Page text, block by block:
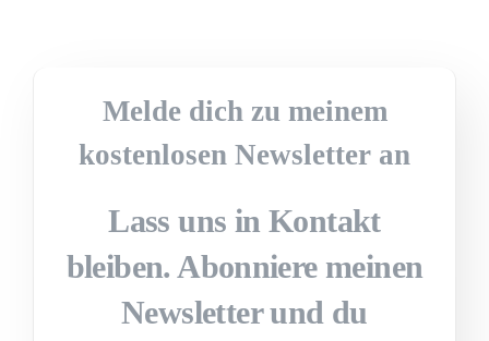
Melde dich zu meinem
kostenlosen Newsletter an
Lass uns in Kontakt
bleiben. Abonniere meinen
Newsletter und du